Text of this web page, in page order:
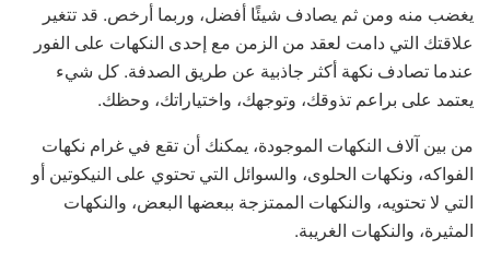
يغضب منه ومن ثم يصادف شيئًا أفضل، وربما أرخص. قد تتغير
علاقتك التي دامت لعقد من الزمن مع إحدى النكهات على الفور
عندما تصادف نكهة أكثر جاذبية عن طريق الصدفة. كل شيء
يعتمد على براعم تذوقك، وتوجهك، واختياراتك، وحظك.
من بين آلاف النكهات الموجودة، يمكنك أن تقع في غرام نكهات
الفواكه، ونكهات الحلوى، والسوائل التي تحتوي على النيكوتين أو
التي لا تحتويه، والنكهات الممتزجة ببعضها البعض، والنكهات
المثيرة، والنكهات الغريبة.